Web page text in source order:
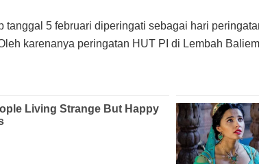
tanggal 5 februari diperingati sebagai hari
karenanya peringatan HUT PI di Lembah